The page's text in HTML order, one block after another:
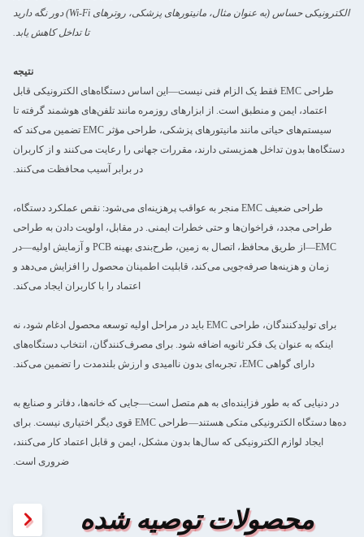
الکترونیکی حساس (به عنوان مثال، مانیتورهای پزشکی، روترهای Wi-Fi) دور نگه دارید
تا تداخل کاهش یابد.
نتیجه
طراحی EMC فقط یک الزام فنی نیست—این اساس دستگاه‌های الکترونیکی قابل
اعتماد، ایمن و منطبق است. از ابزارهای روزمره مانند تلفن‌های هوشمند گرفته تا
سیستم‌های حیاتی مانند مانیتورهای پزشکی، طراحی مؤثر EMC تضمین می‌کند که
دستگاه‌ها بدون تداخل همزیستی دارند، مقررات جهانی را رعایت می‌کنند و از کاربران
در برابر آسیب محافظت می‌کنند.
طراحی ضعیف EMC منجر به عواقب پرهزینه‌ای می‌شود: نقص عملکرد دستگاه،
طراحی مجدد، فراخوان‌ها و حتی خطرات ایمنی. در مقابل، اولویت دادن به طراحی
EMC—از طریق محافظ، اتصال به زمین، طرح‌بندی بهینه PCB و آزمایش اولیه—در
زمان و هزینه‌ها صرفه‌جویی می‌کند، قابلیت اطمینان محصول را افزایش می‌دهد و
اعتماد را با کاربران ایجاد می‌کند.
برای تولیدکنندگان، طراحی EMC باید در مراحل اولیه توسعه محصول ادغام شود، نه
اینکه به عنوان یک فکر ثانویه اضافه شود. برای مصرف‌کنندگان، انتخاب دستگاه‌های
دارای گواهی EMC، تجربه‌ای بدون ناامیدی و ارزش بلندمدت را تضمین می‌کند.
در دنیایی که به طور فزاینده‌ای به هم متصل است—جایی که خانه‌ها، دفاتر و صنایع به
ده‌ها دستگاه الکترونیکی متکی هستند—طراحی EMC قوی دیگر اختیاری نیست. برای
ایجاد لوازم الکترونیکی که سال‌ها بدون مشکل، ایمن و قابل اعتماد کار می‌کنند،
ضروری است.
محصولات توصیه شده